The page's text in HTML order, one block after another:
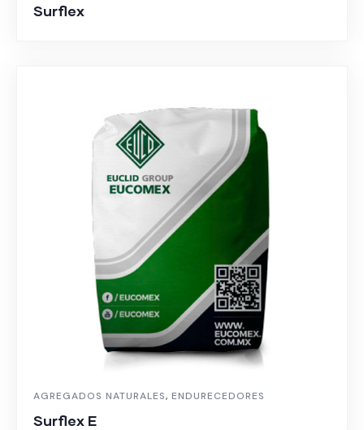
Surflex
AGREGADOS NATURALES, ENDURECEDORES
Surflex E